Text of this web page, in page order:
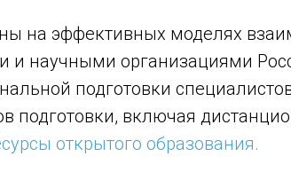
на эффективных моделях
и научными организациями
подготовки
подготовки, включая
открытого образования.